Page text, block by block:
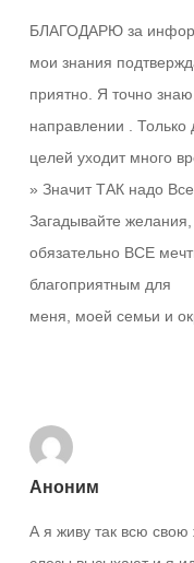
БЛАГОДАРЮ за
мои знания
приятно. Я точно
направлении . Только
целей уходит много
» Значит ТАК надо
Загадывайте
обязательно ВСЕ
благоприятным для
меня, моей семьи и
Аноним
А я живу так всю